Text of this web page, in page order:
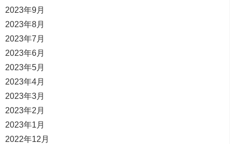
2023年9月
2023年8月
2023年7月
2023年6月
2023年5月
2023年4月
2023年3月
2023年2月
2023年1月
2022年12月